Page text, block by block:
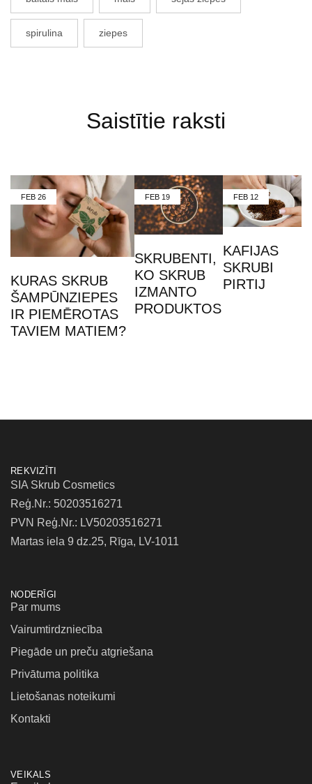
spirulina ziepes
Saistītie raksti
FEB 26
KURAS SKRUB
ŠAMPŪNZIEPES
IR PIEMĒROTAS
TAVIEM MATIEM?
FEB 19
SKRUBENTI,
KO SKRUB
IZMANTO
PRODUKTOS
FEB 12
KAFIJAS
SKRUBI
PIRTIJ
REKVIZĪTI
SIA Skrub Cosmetics
Reģ.Nr.: 50203516271
PVN Reģ.Nr.: LV50203516271
Martas iela 9 dz.25, Rīga, LV-1011
NODERĪGI
Par mums
Vairumtirdzniecība
Piegāde un preču atgriešana
Privātuma politika
Lietošanas noteikumi
Kontakti
VEIKALS